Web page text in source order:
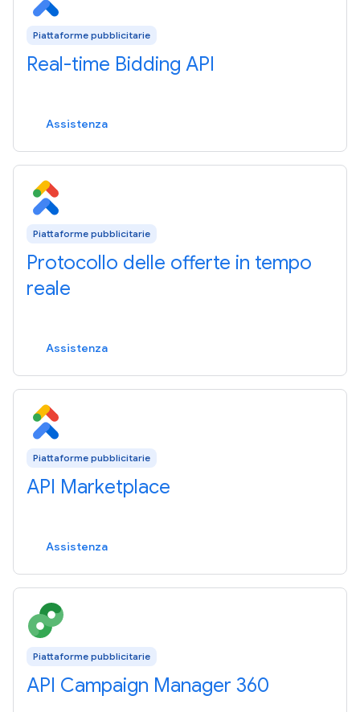
Piattaforme pubblicitarie
Real-time Bidding API
Assistenza
Piattaforme pubblicitarie
Protocollo delle offerte in tempo
reale
Assistenza
Piattaforme pubblicitarie
API Marketplace
Assistenza
Piattaforme pubblicitarie
API Campaign Manager 360